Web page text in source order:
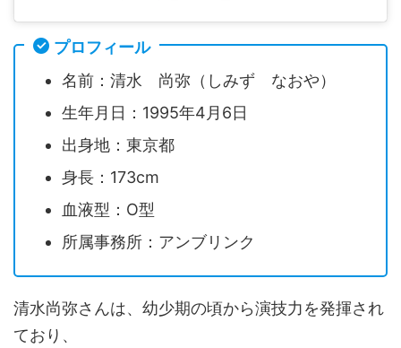
プロフィール
名前：清水 尚弥（しみず なおや）
生年月日：1995年4月6日
出身地：東京都
身長：173cm
血液型：O型
所属事務所：アンブリンク
清水尚弥さんは、幼少期の頃から演技力を発揮され
ており、